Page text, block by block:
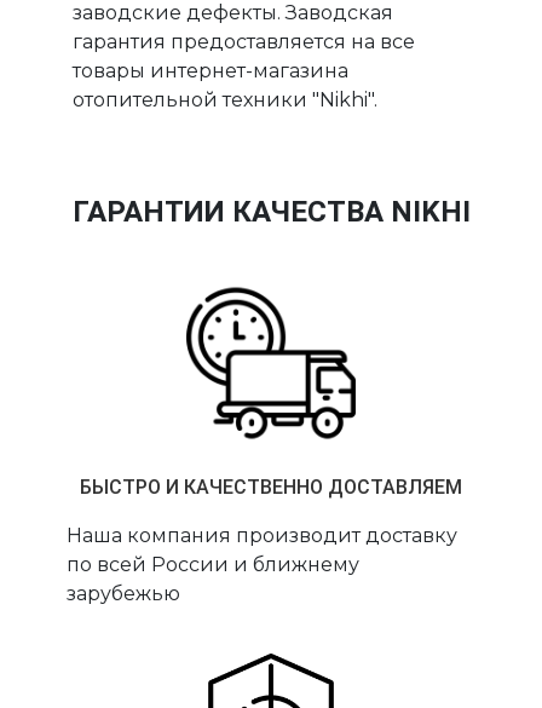
заводские дефекты. Заводская
гарантия предоставляется на все
товары интернет-магазина
отопительной техники "Nikhi".
ГАРАНТИИ КАЧЕСТВА NIKHI
БЫСТРО И КАЧЕСТВЕННО ДОСТАВЛЯЕМ
Наша компания производит доставку
по всей России и ближнему
зарубежью